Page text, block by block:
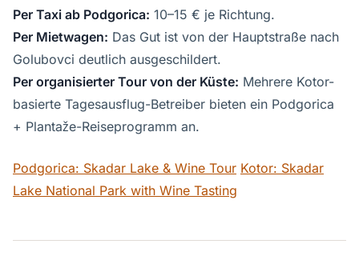
Per Taxi ab Podgorica: 10–15 € je Richtung.
Per Mietwagen: Das Gut ist von der Hauptstraße nach
Golubovci deutlich ausgeschildert.
Per organisierter Tour von der Küste: Mehrere Kotor-
basierte Tagesausflug-Betreiber bieten ein Podgorica
+ Plantaže-Reiseprogramm an.
Podgorica: Skadar Lake & Wine Tour Kotor: Skadar
Lake National Park with Wine Tasting